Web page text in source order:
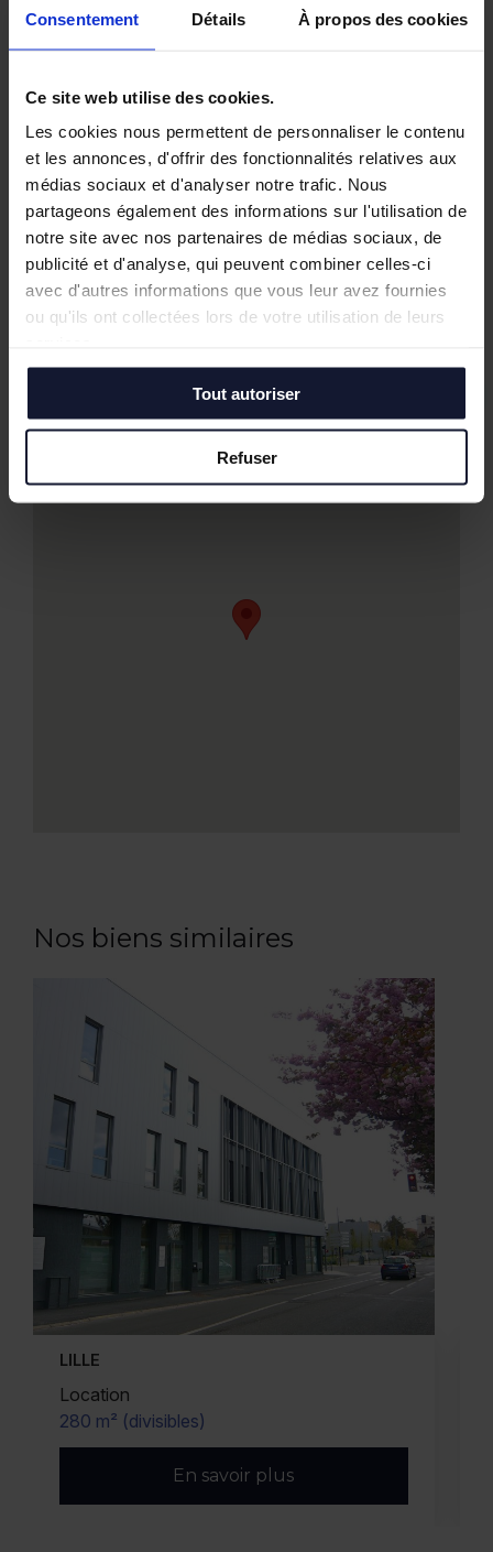
Consentement Détails À propos des cookies
Ce site web utilise des cookies.
Les cookies nous permettent de personnaliser le contenu
et les annonces, d'offrir des fonctionnalités relatives aux
médias sociaux et d'analyser notre trafic. Nous
partageons également des informations sur l'utilisation de
notre site avec nos partenaires de médias sociaux, de
publicité et d'analyse, qui peuvent combiner celles-ci
avec d'autres informations que vous leur avez fournies
ou qu'ils ont collectées lors de votre utilisation de leurs
Tout autoriser
Refuser
Réf: 59_5404
Impossible de trouver l'image d'origine
Francois Nicolas Claudot
+33 3.20.04.06.00
EURALILLE
home
Bureaux 8995 m² div. m²
Nos biens similaires
LILLE
Location
280 m² (divisibles)
En savoir plus